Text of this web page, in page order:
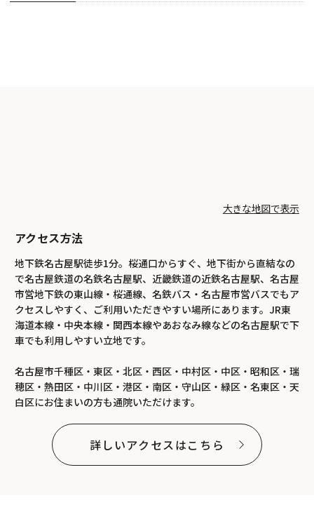
アクセス方法
地下鉄名古屋駅徒歩1分。桜通口からすぐ、地下街から直結なの
で名古屋鉄道の名鉄名古屋駅、近畿鉄道の近鉄名古屋駅、名古屋
市営地下鉄の東山線・桜通線、名鉄バス・名古屋市営バスでもア
クセスしやすく、ご利用いただきやすい場所にあります。JR東
海道本線・中央本線・関西本線やあおなみ線などの名古屋駅で下
車でも利用しやすい立地です。
名古屋市千種区・東区・北区・西区・中村区・中区・昭和区・瑞
穂区・熱田区・中川区・港区・南区・守山区・緑区・名東区・天
白区にお住まいの方も通院いただけます。
詳しいアクセスはこちら
大きな地図で表示